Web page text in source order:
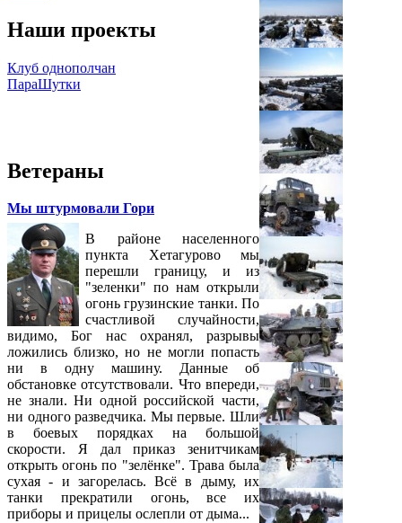
Наши проекты
Клуб однополчан
ПараШутки
Ветераны
Мы штурмовали Гори
В районе населенного
пункта Хетагурово мы
перешли границу, и из
"зеленки" по нам открыли
огонь грузинские танки. По
счастливой случайности,
видимо, Бог нас охранял, разрывы
ложились близко, но не могли попасть
ни в одну машину. Данные об
обстановке отсутствовали. Что впереди,
не знали. Ни одной российской части,
ни одного разведчика. Мы первые. Шли
в боевых порядках на большой
скорости. Я дал приказ зенитчикам
открыть огонь по "зелёнке". Трава была
сухая - и загорелась. Всё в дыму, их
танки прекратили огонь, все их
приборы и прицелы ослепли от дыма...